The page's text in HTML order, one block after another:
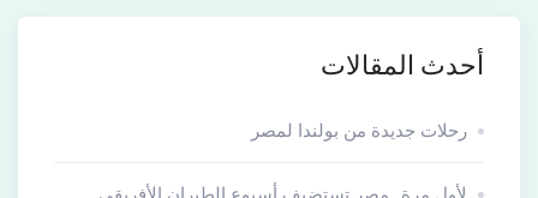
أحدث المقالات
رحلات جديدة من بولندا لمصر